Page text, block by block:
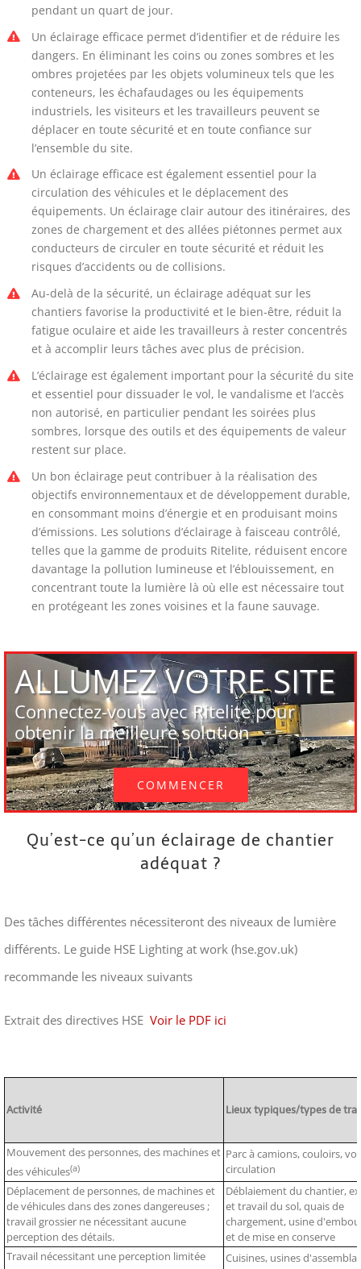
pendant un quart de jour.
Un éclairage efficace permet d’identifier et de réduire les
dangers. En éliminant les coins ou zones sombres et les
ombres projetées par les objets volumineux tels que les
conteneurs, les échafaudages ou les équipements
industriels, les visiteurs et les travailleurs peuvent se
déplacer en toute sécurité et en toute confiance sur
l’ensemble du site.
Un éclairage efficace est également essentiel pour la
circulation des véhicules et le déplacement des
équipements. Un éclairage clair autour des itinéraires, des
zones de chargement et des allées piétonnes permet aux
conducteurs de circuler en toute sécurité et réduit les
risques d’accidents ou de collisions.
Au-delà de la sécurité, un éclairage adéquat sur les
chantiers favorise la productivité et le bien-être, réduit la
fatigue oculaire et aide les travailleurs à rester concentrés
et à accomplir leurs tâches avec plus de précision.
L’éclairage est également important pour la sécurité du site
et essentiel pour dissuader le vol, le vandalisme et l’accès
non autorisé, en particulier pendant les soirées plus
sombres, lorsque des outils et des équipements de valeur
restent sur place.
Un bon éclairage peut contribuer à la réalisation des
objectifs environnementaux et de développement durable,
en consommant moins d’énergie et en produisant moins
d’émissions. Les solutions d’éclairage à faisceau contrôlé,
telles que la gamme de produits Ritelite, réduisent encore
davantage la pollution lumineuse et l’éblouissement, en
concentrant toute la lumière là où elle est nécessaire tout
en protégeant les zones voisines et la faune sauvage.
ALLUMEZ VOTRE SITE
Connectez-vous avec Ritelite pour
obtenir la meilleure solution
COMMENCER
Qu’est-ce qu’un éclairage de chantier
adéquat ?
Des tâches différentes nécessiteront des niveaux de lumière
différents. Le guide HSE Lighting at work (hse.gov.uk)
recommande les niveaux suivants
Extrait des directives HSE Voir le PDF ici
Activité Lieux typiques/types de
Mouvement des personnes, des machines et
des véhicules(a)
Parc à camions, couloirs,
circulation
Déplacement de personnes, de machines et
de véhicules dans des zones dangereuses ;
travail grossier ne nécessitant aucune
perception des détails.
Déblaiement du chantier,
et travail du sol, quais de
chargement, usine
et de mise en conserve
Travail nécessitant une perception limitée
Cuisines, usines